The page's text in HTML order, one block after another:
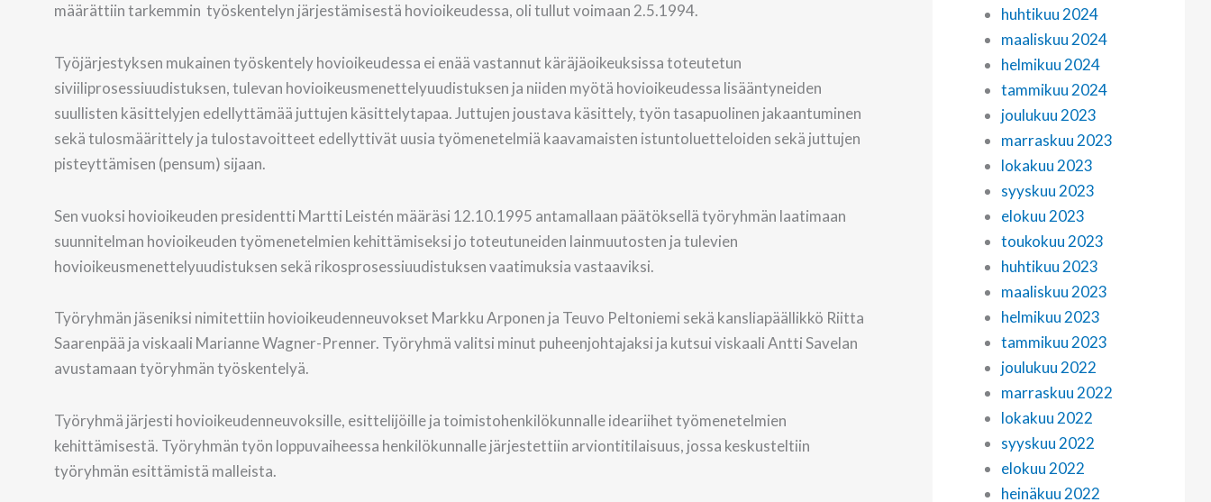
määrättiin tarkemmin työskentelyn järjestämisestä hovioikeudessa, oli tullut voimaan 2.5.1994.
Työjärjestyksen mukainen työskentely hovioikeudessa ei enää vastannut käräjäoikeuksissa toteutetun
siviiliprosessiuudistuksen, tulevan hovioikeusmenettelyuudistuksen ja niiden myötä hovioikeudessa lisääntyneiden
suullisten käsittelyjen edellyttämää juttujen käsittelytapaa. Juttujen joustava käsittely, työn tasapuolinen jakaantuminen
sekä tulosmäärittely ja tulostavoitteet edellyttivät uusia työmenetelmiä kaavamaisten istuntoluetteloiden sekä juttujen
pisteyttämisen (pensum) sijaan.
Sen vuoksi hovioikeuden presidentti Martti Leistén määräsi 12.10.1995 antamallaan päätöksellä työryhmän laatimaan
suunnitelman hovioikeuden työmenetelmien kehittämiseksi jo toteutuneiden lainmuutosten ja tulevien
hovioikeusmenettelyuudistuksen sekä rikosprosessiuudistuksen vaatimuksia vastaaviksi.
Työryhmän jäseniksi nimitettiin hovioikeudenneuvokset Markku Arponen ja Teuvo Peltoniemi sekä kansliapäällikkö Riitta
Saarenpää ja viskaali Marianne Wagner-Prenner. Työryhmä valitsi minut puheenjohtajaksi ja kutsui viskaali Antti Savelan
avustamaan työryhmän työskentelyä.
Työryhmä järjesti hovioikeudenneuvoksille, esittelijöille ja toimistohenkilökunnalle ideariihet työmenetelmien
kehittämisestä. Työryhmän työn loppuvaiheessa henkilökunnalle järjestettiin arviontitilaisuus, jossa keskusteltiin
työryhmän esittämistä malleista.
huhtikuu 2024
maaliskuu 2024
helmikuu 2024
tammikuu 2024
joulukuu 2023
marraskuu 2023
lokakuu 2023
syyskuu 2023
elokuu 2023
toukokuu 2023
huhtikuu 2023
maaliskuu 2023
helmikuu 2023
tammikuu 2023
joulukuu 2022
marraskuu 2022
lokakuu 2022
syyskuu 2022
elokuu 2022
heinäkuu 2022